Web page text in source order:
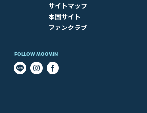
サイトマップ
本国サイト
ファンクラブ
FOLLOW MOOMIN